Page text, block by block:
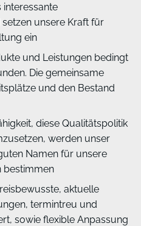
interessante
unsere Kraft für
ein
und Leistungen bedingt
Die gemeinsame
und den Bestand
diese Qualitätspolitik
werden unser
Namen für unsere
bestimmen
aktuelle
termintreu und
sowie flexible Anpassung